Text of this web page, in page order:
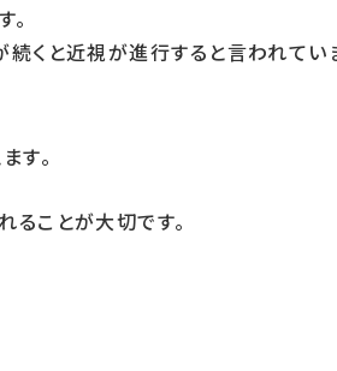
続くと近視が進行すると言われてい
す。
ることが大切です。